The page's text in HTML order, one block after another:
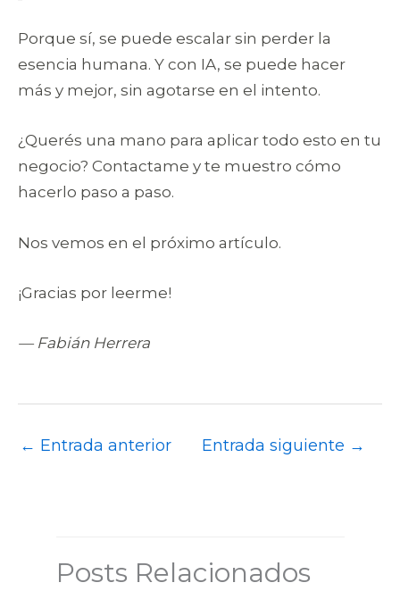
Porque sí, se puede escalar sin perder la
esencia humana. Y con IA, se puede hacer
más y mejor, sin agotarse en el intento.
¿Querés una mano para aplicar todo esto en tu
negocio? Contactame y te muestro cómo
hacerlo paso a paso.
Nos vemos en el próximo artículo.
¡Gracias por leerme!
— Fabián Herrera
← Entrada anterior Entrada siguiente →
Posts Relacionados